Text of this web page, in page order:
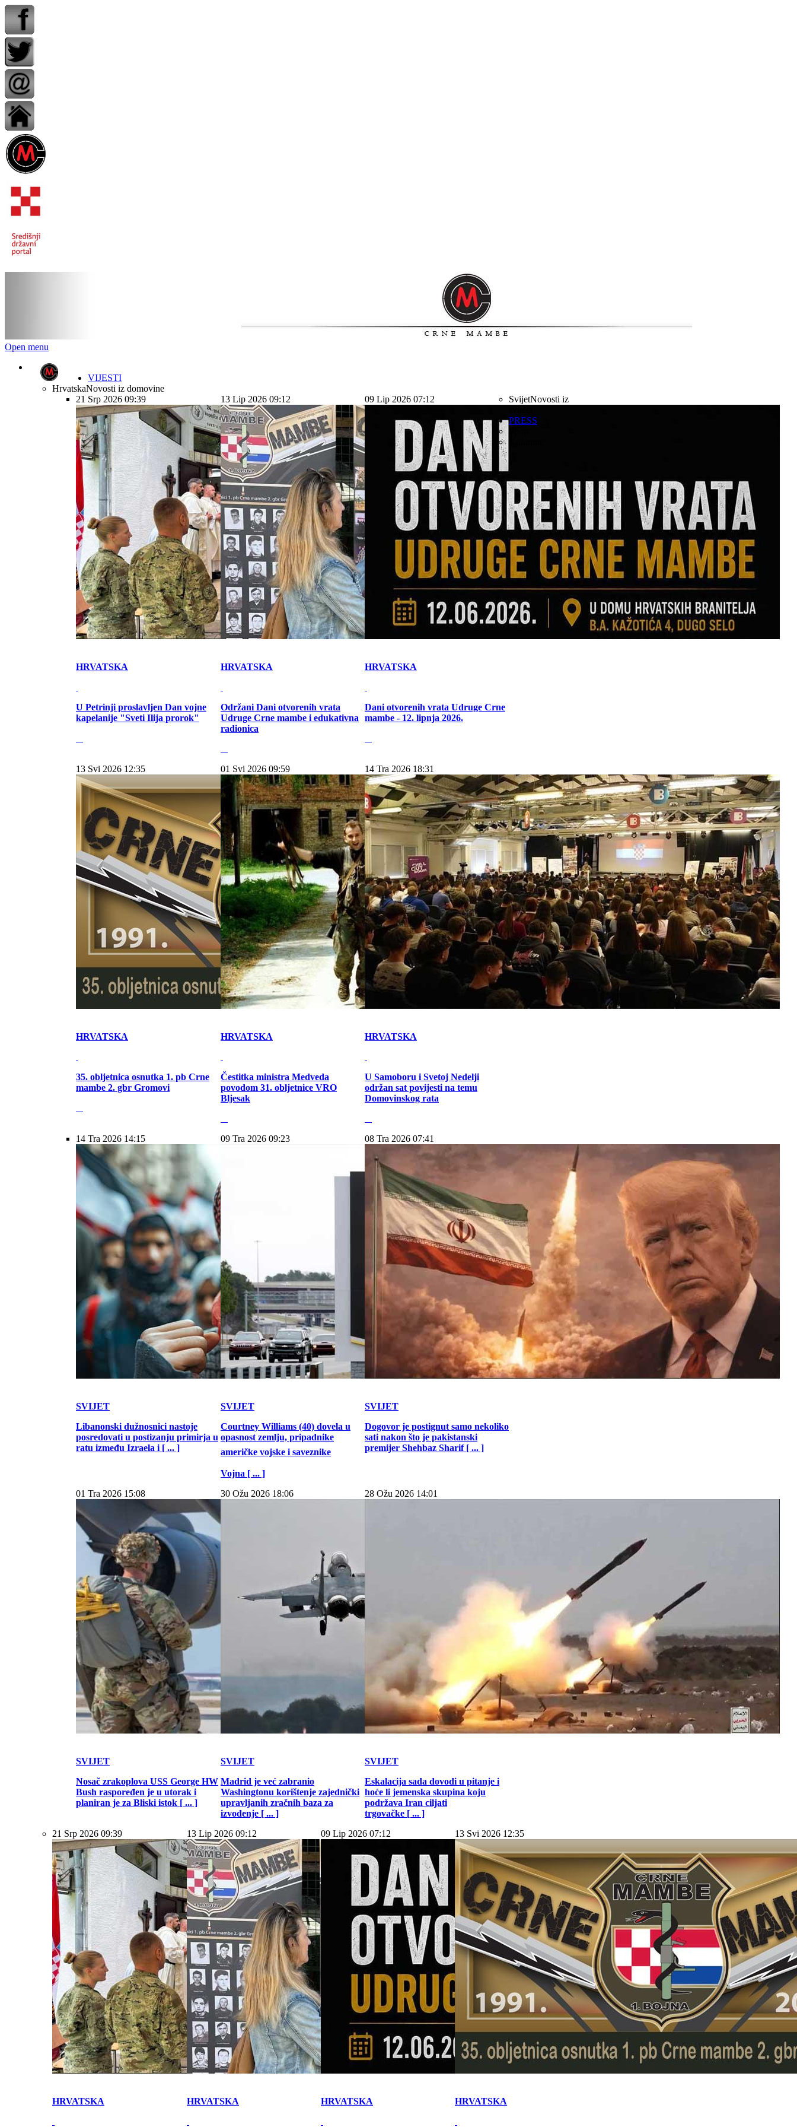
Open menu
VIJESTI
HrvatskaNovosti iz domovine
21 Srp 2026 09:39
HRVATSKA
U Petrinji proslavljen Dan vojne
kapelanije "Sveti Ilija prorok"
13 Lip 2026 09:12
HRVATSKA
Održani Dani otvorenih vrata
Udruge Crne mambe i edukativna
radionica
09 Lip 2026 07:12
HRVATSKA
Dani otvorenih vrata Udruge Crne
mambe - 12. lipnja 2026.
13 Svi 2026 12:35
HRVATSKA
35. obljetnica osnutka 1. pb Crne
mambe 2. gbr Gromovi
01 Svi 2026 09:59
HRVATSKA
Čestitka ministra Medveda
povodom 31. obljetnice VRO
Bljesak
14 Tra 2026 18:31
HRVATSKA
U Samoboru i Svetoj Nedelji
održan sat povijesti na temu
Domovinskog rata
SvijetNovosti iz
14 Tra 2026 14:15
SVIJET
Libanonski dužnosnici nastoje
posredovati u postizanju primirja u
ratu između Izraela i [ ... ]
09 Tra 2026 09:23
SVIJET
Courtney Williams (40) dovela u
opasnost zemlju, pripadnike
američke vojske i saveznike
Vojna [ ... ]
08 Tra 2026 07:41
SVIJET
Dogovor je postignut samo nekoliko
sati nakon što je pakistanski
premijer Shehbaz Sharif [ ... ]
01 Tra 2026 15:08
SVIJET
Nosač zrakoplova USS George HW
Bush raspoređen je u utorak i
planiran je za Bliski istok [ ... ]
30 Ožu 2026 18:06
SVIJET
Madrid je već zabranio
Washingtonu korištenje zajednički
upravljanih zračnih baza za
izvođenje [ ... ]
28 Ožu 2026 14:01
SVIJET
Eskalacija sada dovodi u pitanje i
hoće li jemenska skupina koju
podržava Iran ciljati
trgovačke [ ... ]
21 Srp 2026 09:39
HRVATSKA
13 Lip 2026 09:12
HRVATSKA
09 Lip 2026 07:12
HRVATSKA
13 Svi 2026 12:35
HRVATSKA
PRESS